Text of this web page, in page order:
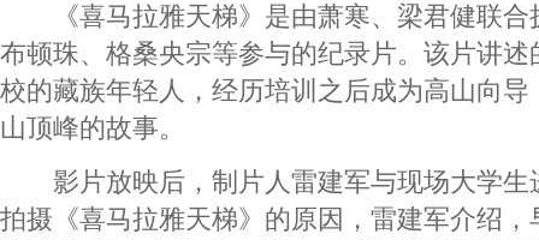
《喜马拉雅天梯》是由萧寒、梁君健联合
布顿珠、格桑央宗等参与的纪录片。该片讲
校的藏族年轻人，经历培训之后成为高山向
山顶峰的故事。
影片放映后，制片人雷建军与现场大学生
拍摄《喜马拉雅天梯》的原因，雷建军介绍